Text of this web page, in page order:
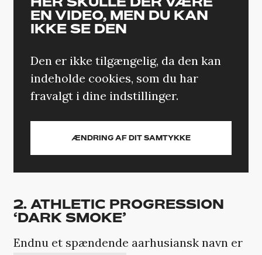
EN VIDEO, MEN DU KAN
IKKE SE DEN
Den er ikke tilgængelig, da den kan
indeholde cookies, som du har
fravalgt i dine indstillinger.
ÆNDRING AF DIT SAMTYKKE
2. ATHLETIC PROGRESSION
‘DARK SMOKE’
Endnu et spændende aarhusiansk navn er